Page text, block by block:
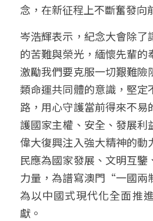
念，在新征程上不斷奮發向
岑浩輝表示，紀念大會除了
的苦難與榮光，緬懷先輩的
激勵我們要克服一切艱難險
類命運共同體的意識，堅定
路，用心守護當前得來不易
護國家主權、安全、發展利
偉大復興注入強大精神的動
民應為國家發展、文明互鑒
力量，為譜寫澳門“一國兩
為以中國式現代化全面推
獻。